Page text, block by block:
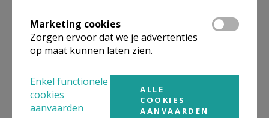
Beroepsvereniging Zorgpastores
Marketing cookies
Zorgen ervoor dat we je advertenties
op maat kunnen laten zien.
Enkel functionele
cookies
aanvaarden
ALLE
COOKIES
AANVAARDEN